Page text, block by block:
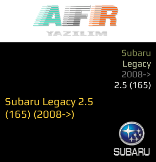
Subaru
Legacy
2008->
2.5 (165)
Subaru Legacy 2.5
(165) (2008->)